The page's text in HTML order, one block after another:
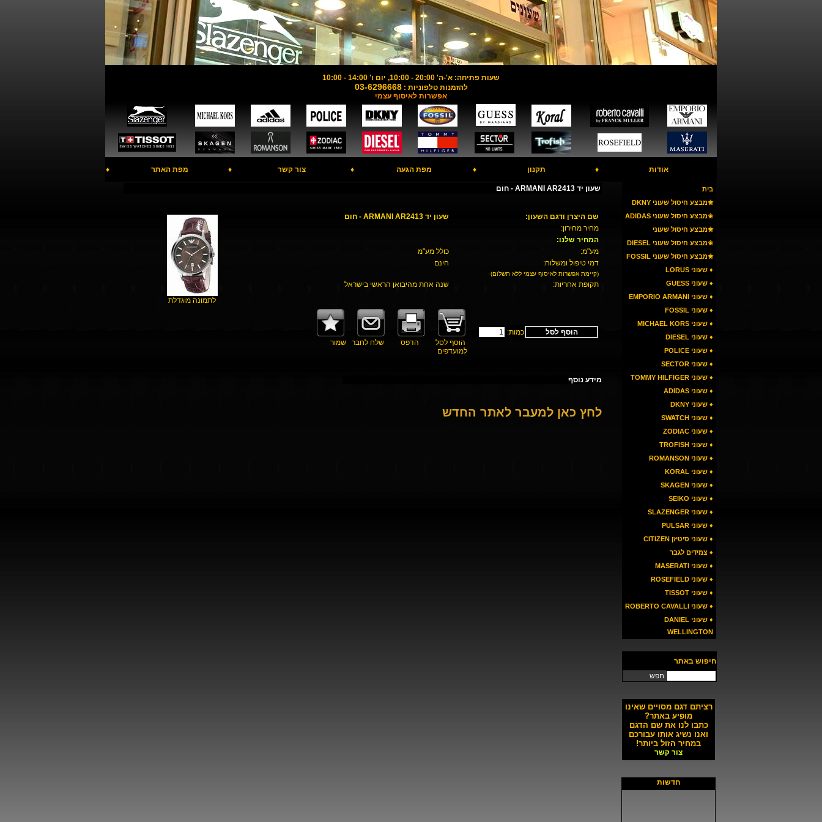
שעות פתיחה: א'-ה' 20:00 - 10:00, יום ו' 14:00 - 10:00
להזמנות טלפוניות :03-6296668
אפשרות לאיסוף עצמי
אודות ♦ תקנון ♦ מפת הגעה ♦ צור קשר ♦ מפת האתר ♦
בית
✬מבצע חיסול שעוני DKNY
✬מבצע חיסול שעוני ADIDAS
✬מבצע חיסול שעוני
ARMANI
✬מבצע חיסול שעוני DIESEL
✬מבצע חיסול שעוני FOSSIL
♦ שעוני LORUS
♦ שעוני GUESS
♦ שעוני EMPORIO ARMANI
♦ שעוני FOSSIL
♦ שעוני MICHAEL KORS
♦ שעוני DIESEL
♦ שעוני POLICE
♦ שעוני SECTOR
♦ שעוני TOMMY HILFIGER
♦ שעוני ADIDAS
♦ שעוני DKNY
♦ שעוני SWATCH
♦ שעוני ZODIAC
♦ שעוני TROFISH
♦ שעוני ROMANSON
♦ שעוני KORAL
♦ שעוני SKAGEN
♦ שעוני SEIKO
♦ שעוני SLAZENGER
♦ שעוני PULSAR
♦ שעוני סיטיזן CITIZEN
♦ צמידים לגבר
♦ שעוני MASERATI
♦ שעוני ROSEFIELD
♦ שעוני TISSOT
♦ שעוני ROBERTO CAVALLI
♦ שעוני DANIEL
WELLINGTON
חיפוש באתר
חפש
רציתם דגם מסויים שאינו
מופיע באתר?
כתבו לנו את שם הדגם
ואנו נשיג אותו עבורכם
במחיר הזול ביותר!
צור קשר
חדשות
שעון יד ARMANI AR2413 - חום
שם היצרן ודגם השעון:
שעון יד ARMANI AR2413 - חום
מחיר מחירון:
המחיר שלנו:
מע"מ:
כולל מע"מ
דמי טיפול ומשלוח:
חינם
(קיימת אפשרות לאיסוף עצמי ללא תשלום)
תקופת אחריות: שנה אחת מהיבואן הראשי בישראל
הוסף לסל
כמות:
הוסף לסל
הדפס שלח לחבר שמור
למועדפים
לתמונה מוגדלת
מידע נוסף
לחץ כאן למעבר לאתר החדש